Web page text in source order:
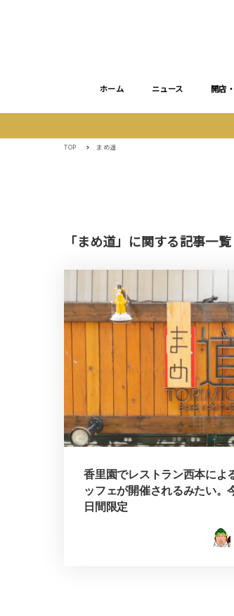
ホーム ニュース 開店
TOP まめ道
「まめ道」に関する記事一覧
香里園でレストラン西本によ
ッフェが開催されるみたい。
日間限定